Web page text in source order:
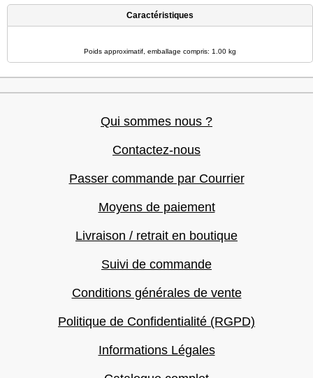
Caractéristiques
Poids approximatif, emballage compris: 1.00 kg
Qui sommes nous ?
Contactez-nous
Passer commande par Courrier
Moyens de paiement
Livraison / retrait en boutique
Suivi de commande
Conditions générales de vente
Politique de Confidentialité (RGPD)
Informations Légales